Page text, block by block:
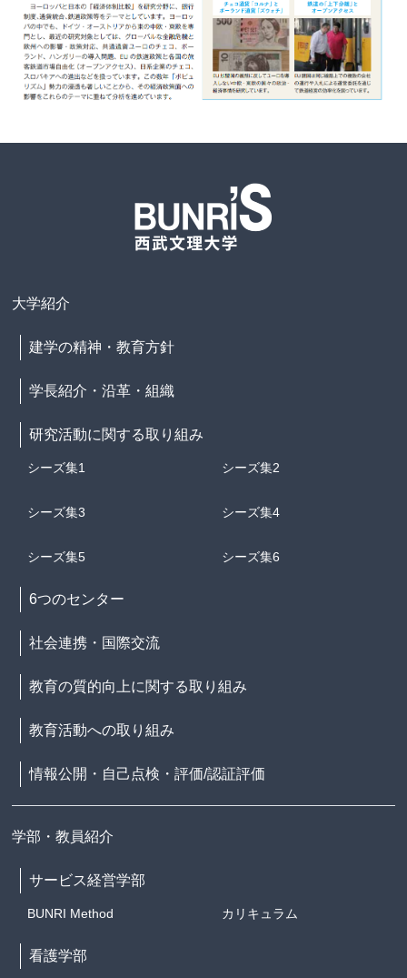
大学紹介
建学の精神・教育方針
学長紹介・沿革・組織
研究活動に関する取り組み
シーズ集1 シーズ集2
シーズ集3 シーズ集4
シーズ集5 シーズ集6
6つのセンター
社会連携・国際交流
教育の質的向上に関する取り組み
教育活動への取り組み
情報公開・自己点検・評価/認証評価
学部・教員紹介
サービス経営学部
BUNRI Method カリキュラム
看護学部